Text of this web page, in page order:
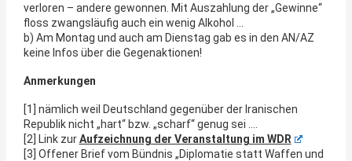
verloren – andere gewonnen. Mit Auszahlung der „Gewinne“
floss zwangsläufig auch ein wenig Alkohol …
b) Am Montag und auch am Dienstag gab es in den AN/AZ
keine Infos über die Gegenaktionen!
Anmerkungen
[1] nämlich weil Deutschland gegenüber der Iranischen
Republik nicht „hart“ bzw. „scharf“ genug sei ….
[2] Link zurAufzeichnung der Veranstaltung im WDR
[3] Offener Brief vom Bündnis „Diplomatie statt Waffen und